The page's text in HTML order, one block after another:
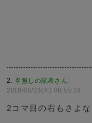
2 名無しの読者さん:
2018/08/23(木) 06:55:18
2コマ目の右もさよ